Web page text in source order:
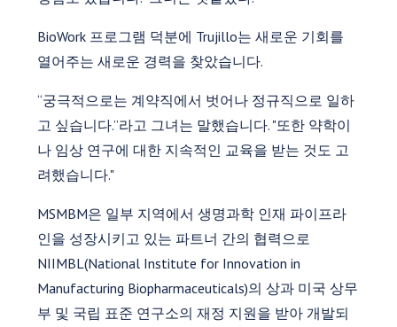
BioWork 프로그램 덕분에 Trujillo는 새로운 기회를
열어주는 새로운 경력을 찾았습니다.
“궁극적으로는 계약직에서 벗어나 정규직으로 일하
고 싶습니다.”라고 그녀는 말했습니다. "또한 약학이
나 임상 연구에 대한 지속적인 교육을 받는 것도 고
려했습니다."
MSMBM은 일부 지역에서 생명과학 인재 파이프라
인을 성장시키고 있는 파트너 간의 협력으로
NIIMBL(National Institute for Innovation in
Manufacturing Biopharmaceuticals)의 상과 미국 상무
부 및 국립 표준 연구소의 재정 지원을 받아 개발되